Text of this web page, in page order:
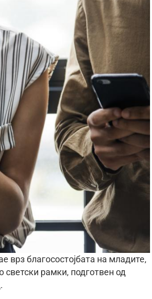
врз благосостојбата на младите,
светски рамки, подготвен од